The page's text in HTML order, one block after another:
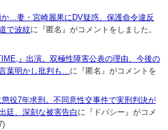
…妻・宮崎麗果にDV疑惑、保護命令違反
で波紋に『匿名』がコメントをしました。
』出演。双極性障害公表の理由、今後の
葉明かし批判も…に『匿名』がコメントを
役7年求刑。不同意性交事件で実刑判決が
廷、深刻な被害告白 に『ドバシー』がコメ